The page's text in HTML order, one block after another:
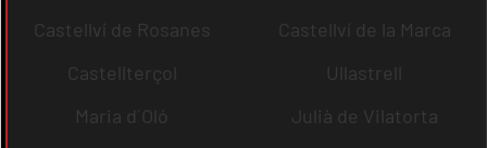
Castellví de Rosanes
Castellví de la Marca
Castellterçol
Ullastrell
Maria d´Oló
Julià de Vilatorta